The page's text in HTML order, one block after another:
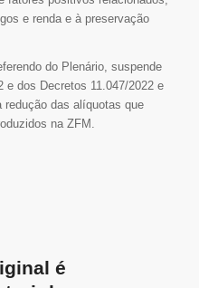
e renda e à preservação
do Plenário, suspende
e dos Decretos 11.047/2022 e
redução das alíquotas que
na ZFM.
é